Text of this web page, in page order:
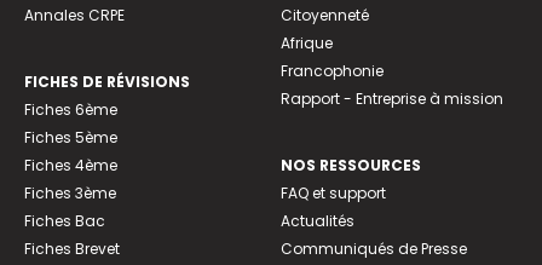
Annales CRPE
FICHES DE RÉVISIONS
Fiches 6ème
Fiches 5ème
Fiches 4ème
Fiches 3ème
Fiches Bac
Fiches Brevet
Citoyenneté
Afrique
Francophonie
Rapport - Entreprise à mission
NOS RESSOURCES
FAQ et support
Actualités
Communiqués de Presse